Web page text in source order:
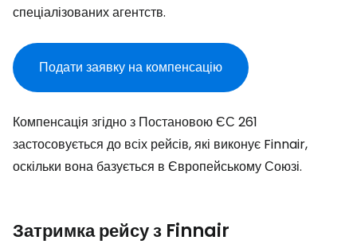
спеціалізованих агентств.
Подати заявку на компенсацію
Компенсація згідно з Постановою ЄС 261
застосовується до всіх рейсів, які виконує Finnair,
оскільки вона базується в Європейському Союзі.
Затримка рейсу з Finnair